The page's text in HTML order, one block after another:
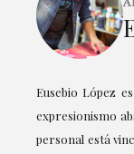
Eusebio López
expresionismo
personal está